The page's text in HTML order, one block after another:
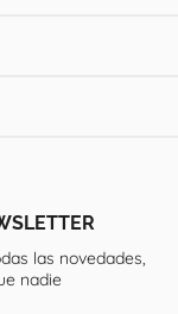
las novedades,
nadie